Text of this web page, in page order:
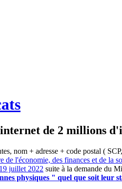
de 2 millions
nom + adresse + code postal (
de l'économie, des finances et de
juillet 2022 suite à la demande du
physiques " quel que soit